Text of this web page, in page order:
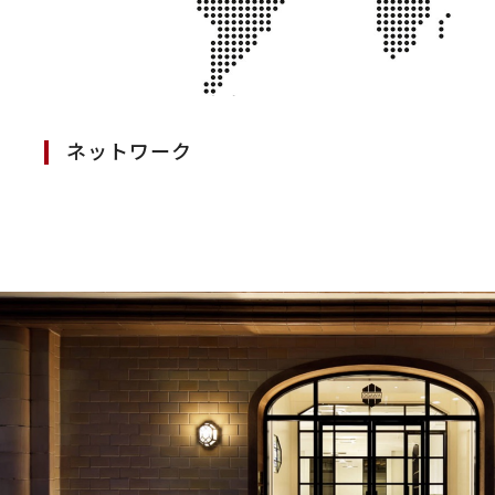
ネットワーク